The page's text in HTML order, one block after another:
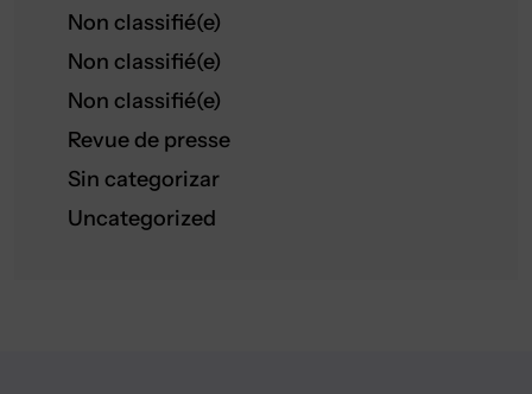
Non classifié(e)
Non classifié(e)
Non classifié(e)
Revue de presse
Sin categorizar
Uncategorized